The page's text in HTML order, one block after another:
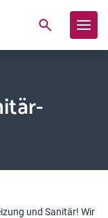
und Sanitär! Wir